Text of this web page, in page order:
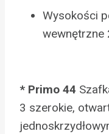
Wysokości
wewnętrzne
* Primo 44
3 szerokie,